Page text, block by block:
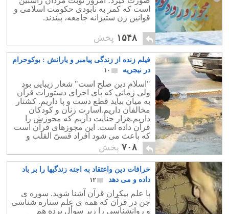
است که کمر به نابودی حکومت اسلامی و
قوانین زن ستیزانه جامعه، ببندند.
۱۵۴۸ پخش
فیلم زنده از زندگی پیامبر و یارانش : بوکوحرام
در نیجریه
۱۰
"اسلام دین صلح است" شعار زیبایی بود
ولی ژمانی که پای اجرای دستورات قرآن
به میان بیاید قطع دست و پا داریم. کشتار
مخالفان داریم.اسارت زنان و کودکان
داریم.هزار جنایت داریم که مجوزش را
قرآن داده است. این مجوزهای قرآن است
که باعث می شود افراد قسیّ القلب و
جانی چون خلخالی و مرتضوی بوجود آیند.
۷۰۸ پخش
خرافات دین واعتقاد به اجنه زندگیها را بر باد
داده و می دهد
۱۲
با علم بیکران قرآن آشنا شوید. سوره ی
جن در قرآن که همه ی علم ستاره شناسی
و روانشناسی را زیر سوأل برده هم